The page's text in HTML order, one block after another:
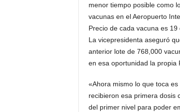
menor tiempo posible como
vacunas en el Aeropuerto
Precio de cada vacuna es 19
La vicepresidenta aseguró
anterior lote de 768,000
en esa oportunidad la propia
«Ahora mismo lo que toca
recibieron esa primera dosis
del primer nivel para poder